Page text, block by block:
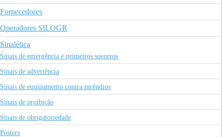
Fornecedores
Operadores SILOGR
Sinalética
Sinais de emergência e primeiros socorros
Sinais de advertência
Sinais de equipamento contra incêndios
Sinais de proibição
Sinais de obrigatoriedade
Posters